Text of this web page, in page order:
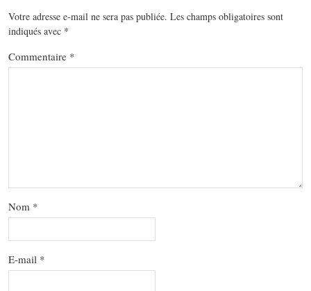
Votre adresse e-mail ne sera pas publiée. Les champs obligatoires sont
indiqués avec *
Commentaire *
Nom *
E-mail *